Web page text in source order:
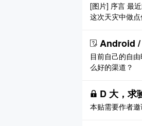
[图片] 序言 最
这次天灾中做
能查看历史数
Android /
目前自己的自
么好的渠道？
D 大，求
本贴需要作者